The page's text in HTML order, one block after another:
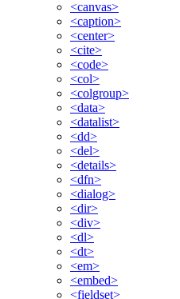
<canvas>
<caption>
<center>
<cite>
<code>
<col>
<colgroup>
<data>
<datalist>
<dd>
<del>
<details>
<dfn>
<dialog>
<dir>
<div>
<dl>
<dt>
<em>
<embed>
<fieldset>